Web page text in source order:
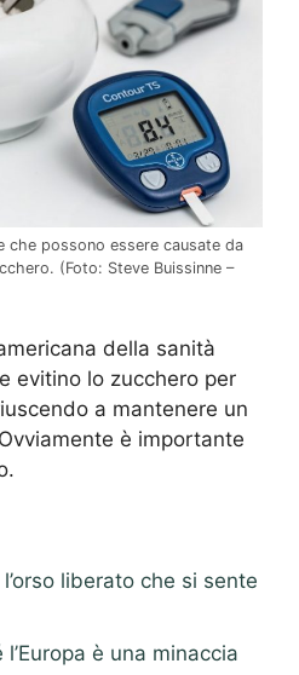
che possono essere causate da
(Foto: Steve Buissinne –
della sanità
evitino lo zucchero per
a mantenere un
è importante
liberato che si sente
è una minaccia